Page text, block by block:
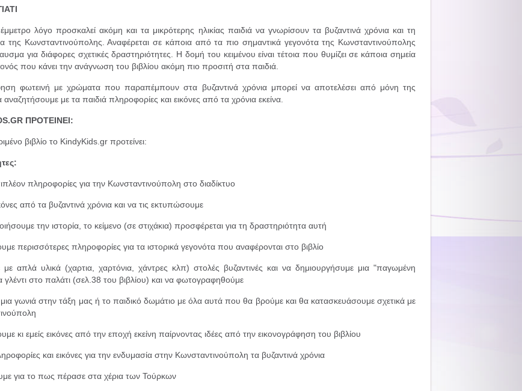
λόγο προσκαλεί ακόμη και τα μικρότερης ηλικίας παιδιά να γνωρίσουν τα βυζαντινά χρόνια και τη
της Κωνσταντινούπολης. Αναφέρεται σε κάποια από τα πιο σημαντικά γεγονότα της Κωνσταντινούπολης
για διάφορες σχετικές δραστηριότητες. Η δομή του κειμένου είναι τέτοια που θυμίζει σε κάποια σημεία
που κάνει την ανάγνωση του βιβλίου ακόμη πιο προσιτή στα παιδιά.
φωτεινή με χρώματα που παραπέμπουν στα βυζαντινά χρόνια μπορεί να αποτελέσει από μόνη της
με τα παιδιά πληροφορίες και εικόνες από τα χρόνια εκείνα.
ΠΡΟΤΕΙΝΕΙ:
βιβλίο το KindyKids.gr προτείνει:
πληροφορίες για την Κωνσταντινούπολη στο διαδίκτυο
από τα βυζαντινά χρόνια και να τις εκτυπώσουμε
την ιστορία, το κείμενο (σε στιχάκια) προσφέρεται για τη δραστηριότητα αυτή
περισσότερες πληροφορίες για τα ιστορικά γεγονότα που αναφέρονται στο βιβλίο
με απλά υλικά (χαρτια, χαρτόνια, χάντρες κλπ) στολές βυζαντινές και να δημιουργήσυμε μια "παγωμένη
γλέντι στο παλάτι (σελ.38 του βιβλίου) και να φωτογραφηθούμε
γωνιά στην τάξη μας ή το παιδικό δωμάτιο με όλα αυτά που θα βρούμε και θα κατασκευάσουμε σχετικά με
κι εμείς εικόνες από την εποχή εκείνη παίρνοντας ιδέες από την εικονογράφηση του βιβλίου
και εικόνες για την ενδυμασία στην Κωνσταντινούπολη τα βυζαντινά χρόνια
για το πως πέρασε στα χέρια των Τούρκων